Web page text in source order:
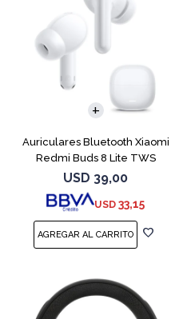
Auriculares Bluetooth Xiaomi
Redmi Buds 8 Lite TWS
White
USD 39,00
USD 33,15